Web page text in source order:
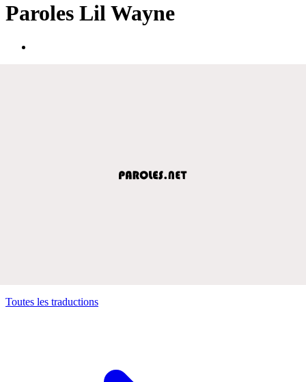
Paroles Lil Wayne
Toutes les traductions